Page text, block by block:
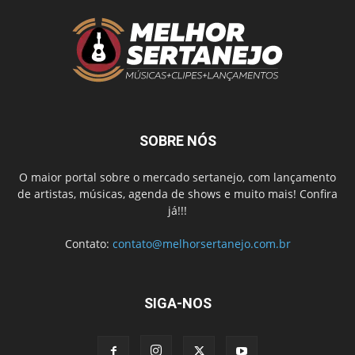
SOBRE NÓS
O maior portal sobre o mercado sertanejo, com lançamento
de artistas, músicas, agenda de shows e muito mais! Confira
já!!!
Contato: contato@melhorsertanejo.com.br
SIGA-NOS